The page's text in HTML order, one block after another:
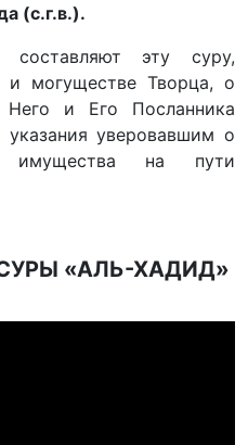
(с.г.в.).
эту суру,
и могуществе Творца, о
и Его Посланника
указания уверовавшим о
имущества на пути
«АЛЬ-ХАДИД»